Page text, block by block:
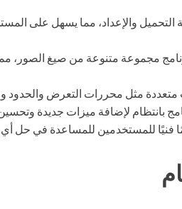
التحميل والإعداد، مما يسهل على
مجموعة متنوعة من صيغ الصور،
متعددة مثل محررات التعرض والحدود
بانتظام لإضافة ميزات جديدة وتحسين
فنيًا للمستخدمين للمساعدة في حل